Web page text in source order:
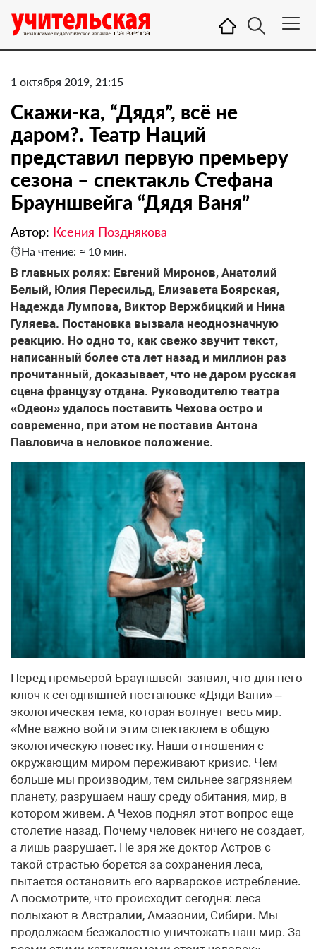
1 октября 2019, 21:15
Скажи-ка, “Дядя”, всё не
даром?. Театр Наций
представил первую премьеру
сезона – спектакль Стефана
Брауншвейга “Дядя Ваня”
Автор: Ксения Позднякова
На чтение: ≈ 10 мин.
В главных ролях: Евгений Миронов, Анатолий
Белый, Юлия Пересильд, Елизавета Боярская,
Надежда Лумпова, Виктор Вержбицкий и Нина
Гуляева. Постановка вызвала неоднозначную
реакцию. Но одно то, как свежо звучит текст,
написанный более ста лет назад и миллион раз
прочитанный, доказывает, что не даром русская
сцена французу отдана. Руководителю театра
«Одеон» удалось поставить Чехова остро и
современно, при этом не поставив Антона
Павловича в неловкое положение.
Перед премьерой Брауншвейг заявил, что для него
ключ к сегодняшней постановке «Дяди Вани» –
экологическая тема, которая волнует весь мир.
«Мне важно войти этим спектаклем в общую
экологическую повестку. Наши отношения с
окружающим миром переживают кризис. Чем
больше мы производим, тем сильнее загрязняем
планету, разрушаем нашу среду обитания, мир, в
котором живем. А Чехов поднял этот вопрос еще
столетие назад. Почему человек ничего не создает,
а лишь разрушает. Не зря же доктор Астров с
такой страстью борется за сохранения леса,
пытается остановить его варварское истребление.
А посмотрите, что происходит сегодня: леса
полыхают в Австралии, Амазонии, Сибири. Мы
продолжаем безжалостно уничтожать наш мир. За